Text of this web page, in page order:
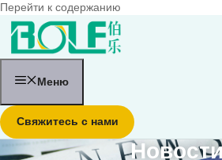
Перейти к содержанию
Меню
Свяжитесь с нами